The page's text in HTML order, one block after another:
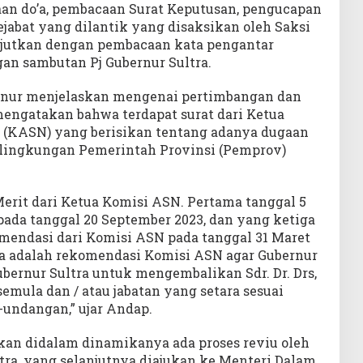
do’a, pembacaan Surat Keputusan, pengucapan
yang dilantik yang disaksikan oleh Saksi
dengan pembacaan kata pengantar
sambutan Pj Gubernur Sultra.
menjelaskan mengenai pertimbangan dan
bahwa terdapat surat dari Ketua
yang berisikan tentang adanya dugaan
Pemerintah Provinsi (Pemprov)
dari Ketua Komisi ASN. Pertama tanggal 5
tanggal 20 September 2023, dan yang ketiga
dari Komisi ASN pada tanggal 31 Maret
adalah rekomendasi Komisi ASN agar Gubernur
Sultra untuk mengembalikan Sdr. Dr. Drs,
dan / atau jabatan yang setara sesuai
ujar Andap.
didalam dinamikanya ada proses reviu oleh